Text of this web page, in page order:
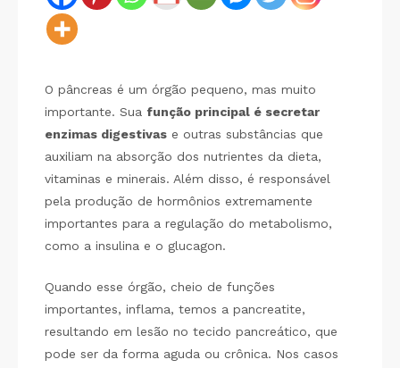
O pâncreas é um órgão pequeno, mas muito
importante. Sua função principal é secretar
enzimas digestivas e outras substâncias que
auxiliam na absorção dos nutrientes da dieta,
vitaminas e minerais. Além disso, é responsável
pela produção de hormônios extremamente
importantes para a regulação do metabolismo,
como a insulina e o glucagon.
Quando esse órgão, cheio de funções
importantes, inflama, temos a pancreatite,
resultando em lesão no tecido pancreático, que
pode ser da forma aguda ou crônica. Nos casos